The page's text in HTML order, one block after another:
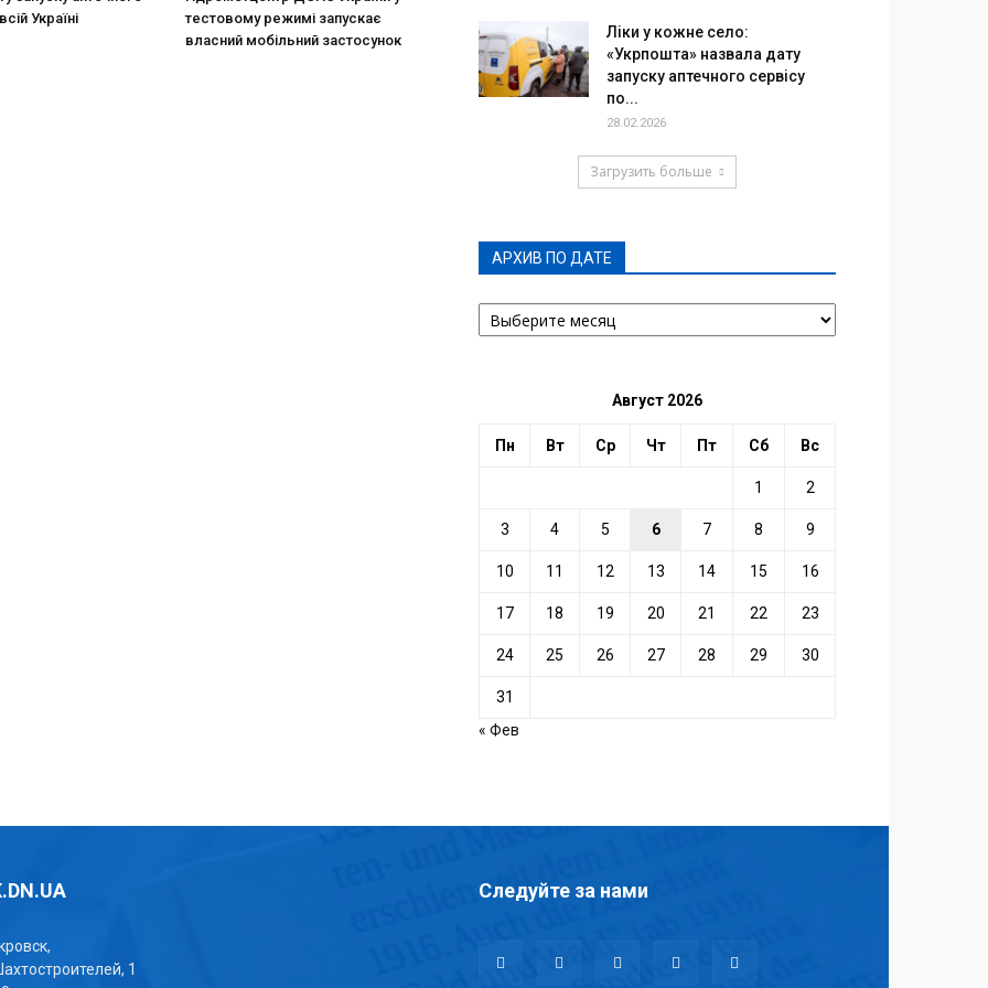
Україні
тестовому режимі запускає
власний мобільний застосунок
Ліки у кожне село:
«Укрпошта» назвала дату
запуску аптечного сервісу
по...
28.02.2026
Загрузить больше
АРХИВ ПО ДАТЕ
АРХИВ
ПО
Август 2026
Пн Вт Ср Чт Пт Сб Вс
1 2
3 4 5 6 7 8 9
10 11 12 13 14 15 16
17 18 19 20 21 22 23
24 25 26 27 28 29 30
31
« Фев
1
Следуйте за нами